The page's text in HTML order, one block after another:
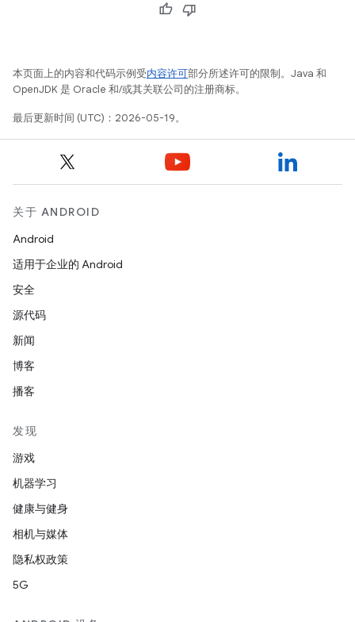
本页面上的内容和代码示例受内容许可部分所述许可的限制。Java 和
OpenJDK 是 Oracle 和/或其关联公司的注册商标。
最后更新时间 (UTC)：2026-05-19。
关于 ANDROID
Android
适用于企业的 Android
安全
源代码
新闻
博客
播客
发现
游戏
机器学习
健康与健身
相机与媒体
隐私权政策
5G